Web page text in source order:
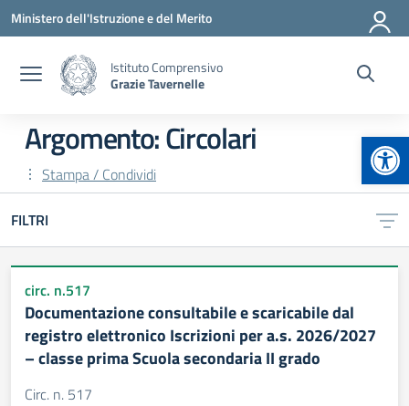
Vai ai contenuti
Vai al menu di navigazione
Vai al footer
Ministero dell'Istruzione e del Merito
Istituto Comprensivo
Grazie Tavernelle
Argomento: Circolari
Stampa / Condividi
FILTRI
circ. n.517
Documentazione consultabile e scaricabile dal
registro elettronico Iscrizioni per a.s. 2026/2027
– classe prima Scuola secondaria II grado
Circ. n. 517